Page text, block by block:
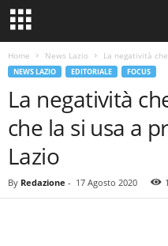
Home News Lazio La negatività
NEWS LAZIO EDITORIALE FOCUS
La negatività
che la si usa a
Lazio
By Redazione - 17 Agosto 2020